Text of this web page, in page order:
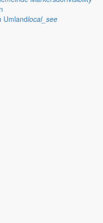
Umlandlocal_see
öffentliche